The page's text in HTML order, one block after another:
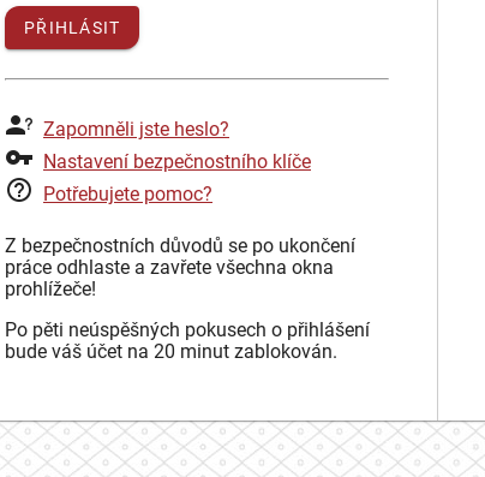
PŘIHLÁSIT
Zapomněli jste heslo?
Nastavení bezpečnostního klíče
Potřebujete pomoc?
Z bezpečnostních důvodů se po ukončení
práce odhlaste a zavřete všechna okna
prohlížeče!
Po pěti neúspěšných pokusech o přihlášení
bude váš účet na 20 minut zablokován.